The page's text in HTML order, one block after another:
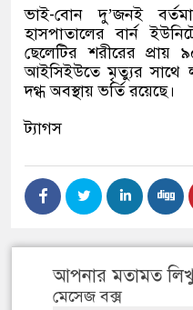
ভাই-বোন দু’জনই
হাসপাতালের বার্ন
ছেলেটির শরীরের প্রায়
আইসিইউতে মৃত্যুর সাথে
দগ্ধ অবস্থায় ভর্তি রয়েছে।
ট্যাগস
আপনার মতামত
মেসেজ বক্স